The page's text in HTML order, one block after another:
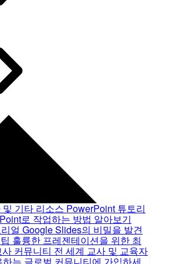
기타 리소스 PowerPoint 튜토리
로 작업하는 방법 알아보기
얼 Google Slides의 비밀을 발견
훌륭한 프레젠테이션을 위한 최
커뮤니티 전 세계 교사 및 교육자